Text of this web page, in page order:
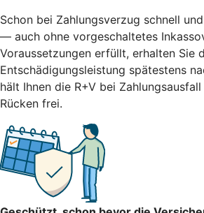
Schon bei Zahlungsverzug schnell
— auch ohne vorgeschaltetes
Voraussetzungen erfüllt, erhalten Sie
Entschädigungsleistung spätestens
hält Ihnen die R+V bei
Rücken frei.